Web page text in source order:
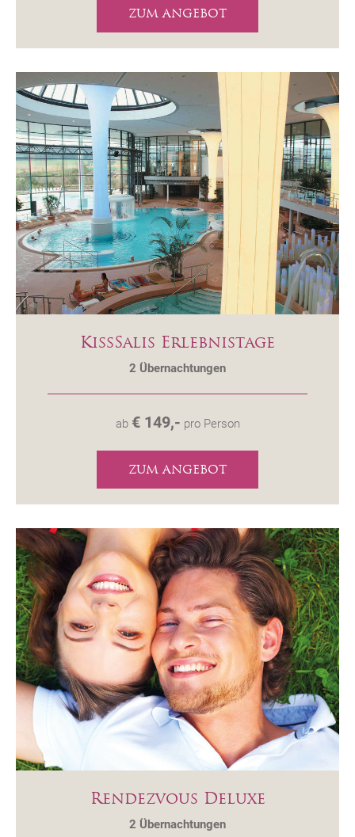
ZUM ANGEBOT
KissSalis Erlebnistage
2 Übernachtungen
ab € 149,- pro Person
ZUM ANGEBOT
Rendezvous Deluxe
2 Übernachtungen